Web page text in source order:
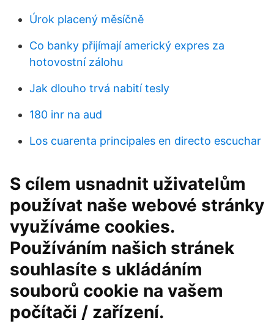
Úrok placený měsíčně
Co banky přijímají americký expres za
hotovostní zálohu
Jak dlouho trvá nabití tesly
180 inr na aud
Los cuarenta principales en directo escuchar
S cílem usnadnit uživatelům
používat naše webové stránky
využíváme cookies.
Používáním našich stránek
souhlasíte s ukládáním
souborů cookie na vašem
počítači / zařízení.